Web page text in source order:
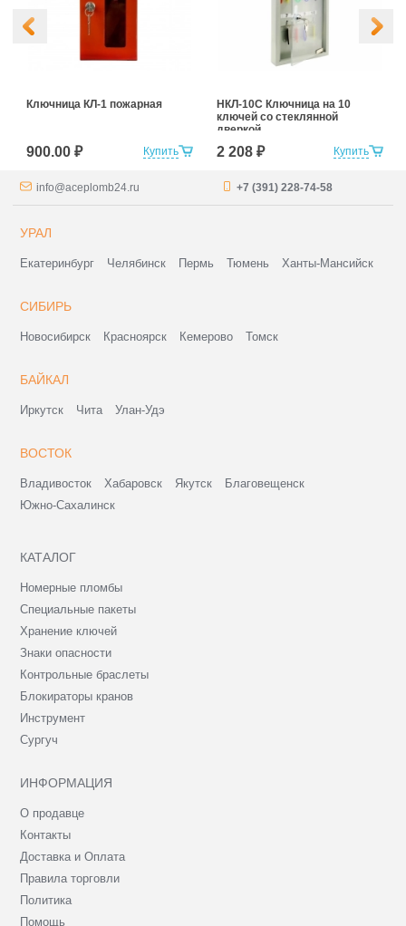
Купить
Ключница КЛ-1 пожарная
900.00 ₽ Купить
НКЛ-10С Ключница на 10
ключей со стеклянной
дверкой
2 208 ₽
info@aceplomb24.ru +7 (391) 228-74-58
УРАЛ
Екатеринбург Челябинск Пермь Тюмень Ханты-Мансийск
СИБИРЬ
Новосибирск Красноярск Кемерово Томск
БАЙКАЛ
Иркутск Чита Улан-Удэ
ВОСТОК
Владивосток Хабаровск Якутск
Благовещенск
Южно-Сахалинск
КАТАЛОГ
Номерные пломбы
Специальные пакеты
Хранение ключей
Знаки опасности
Контрольные браслеты
Блокираторы кранов
Инструмент
Сургуч
ИНФОРМАЦИЯ
О продавце
Контакты
Доставка и Оплата
Правила торговли
Политика
Помощь